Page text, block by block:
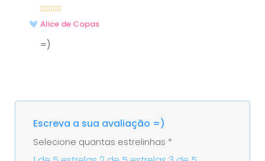
Avaliação
de 5
Alice de Copas
=)
Escreva a sua avaliação =)
Selecione quantas estrelinhas *